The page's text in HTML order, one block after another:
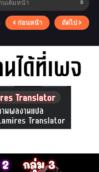
ก่อนหน้า ถัดไป